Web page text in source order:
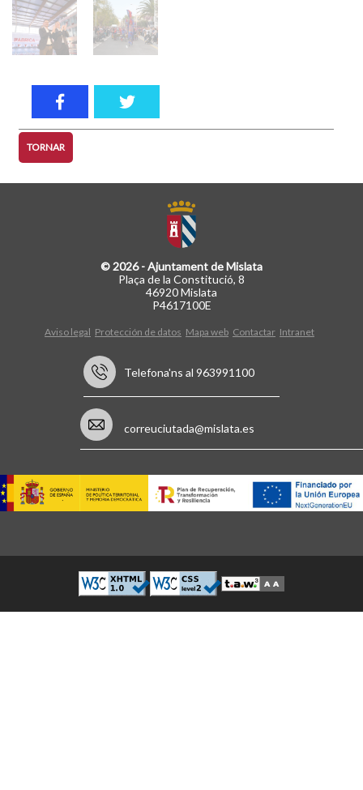
TORNAR
© 2026 - Ajuntament de Mislata
Plaça de la Constitució, 8
46920 Mislata
P4617100E
Aviso legal Protección de datos Mapa web Contactar Intranet
Telefona'ns al 963991100
correuciutada@mislata.es